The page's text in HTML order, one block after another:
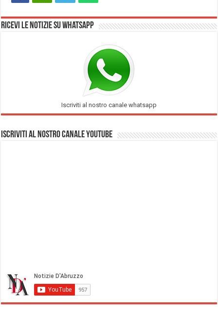
Ricevi le notizie su Whatsapp
Iscriviti al nostro canale whatsapp
Iscriviti al nostro Canale Youtube